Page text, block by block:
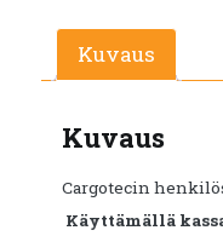
Kuvaus
Kuvaus
Cargotecin
Käyttämällä